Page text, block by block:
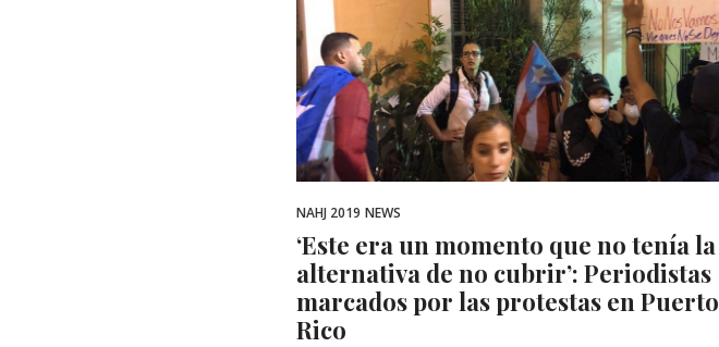
NAHJ 2019 NEWS
‘Este era un momento que no tenía la
alternativa de no cubrir’: Periodistas
marcados por las protestas en Puerto
Rico